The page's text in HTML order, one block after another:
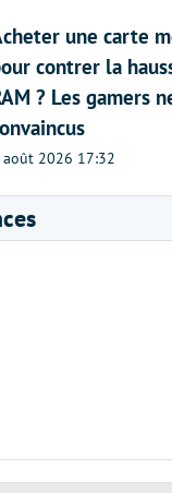
une carte
contrer la
? Les gamers
août 2026 17:32